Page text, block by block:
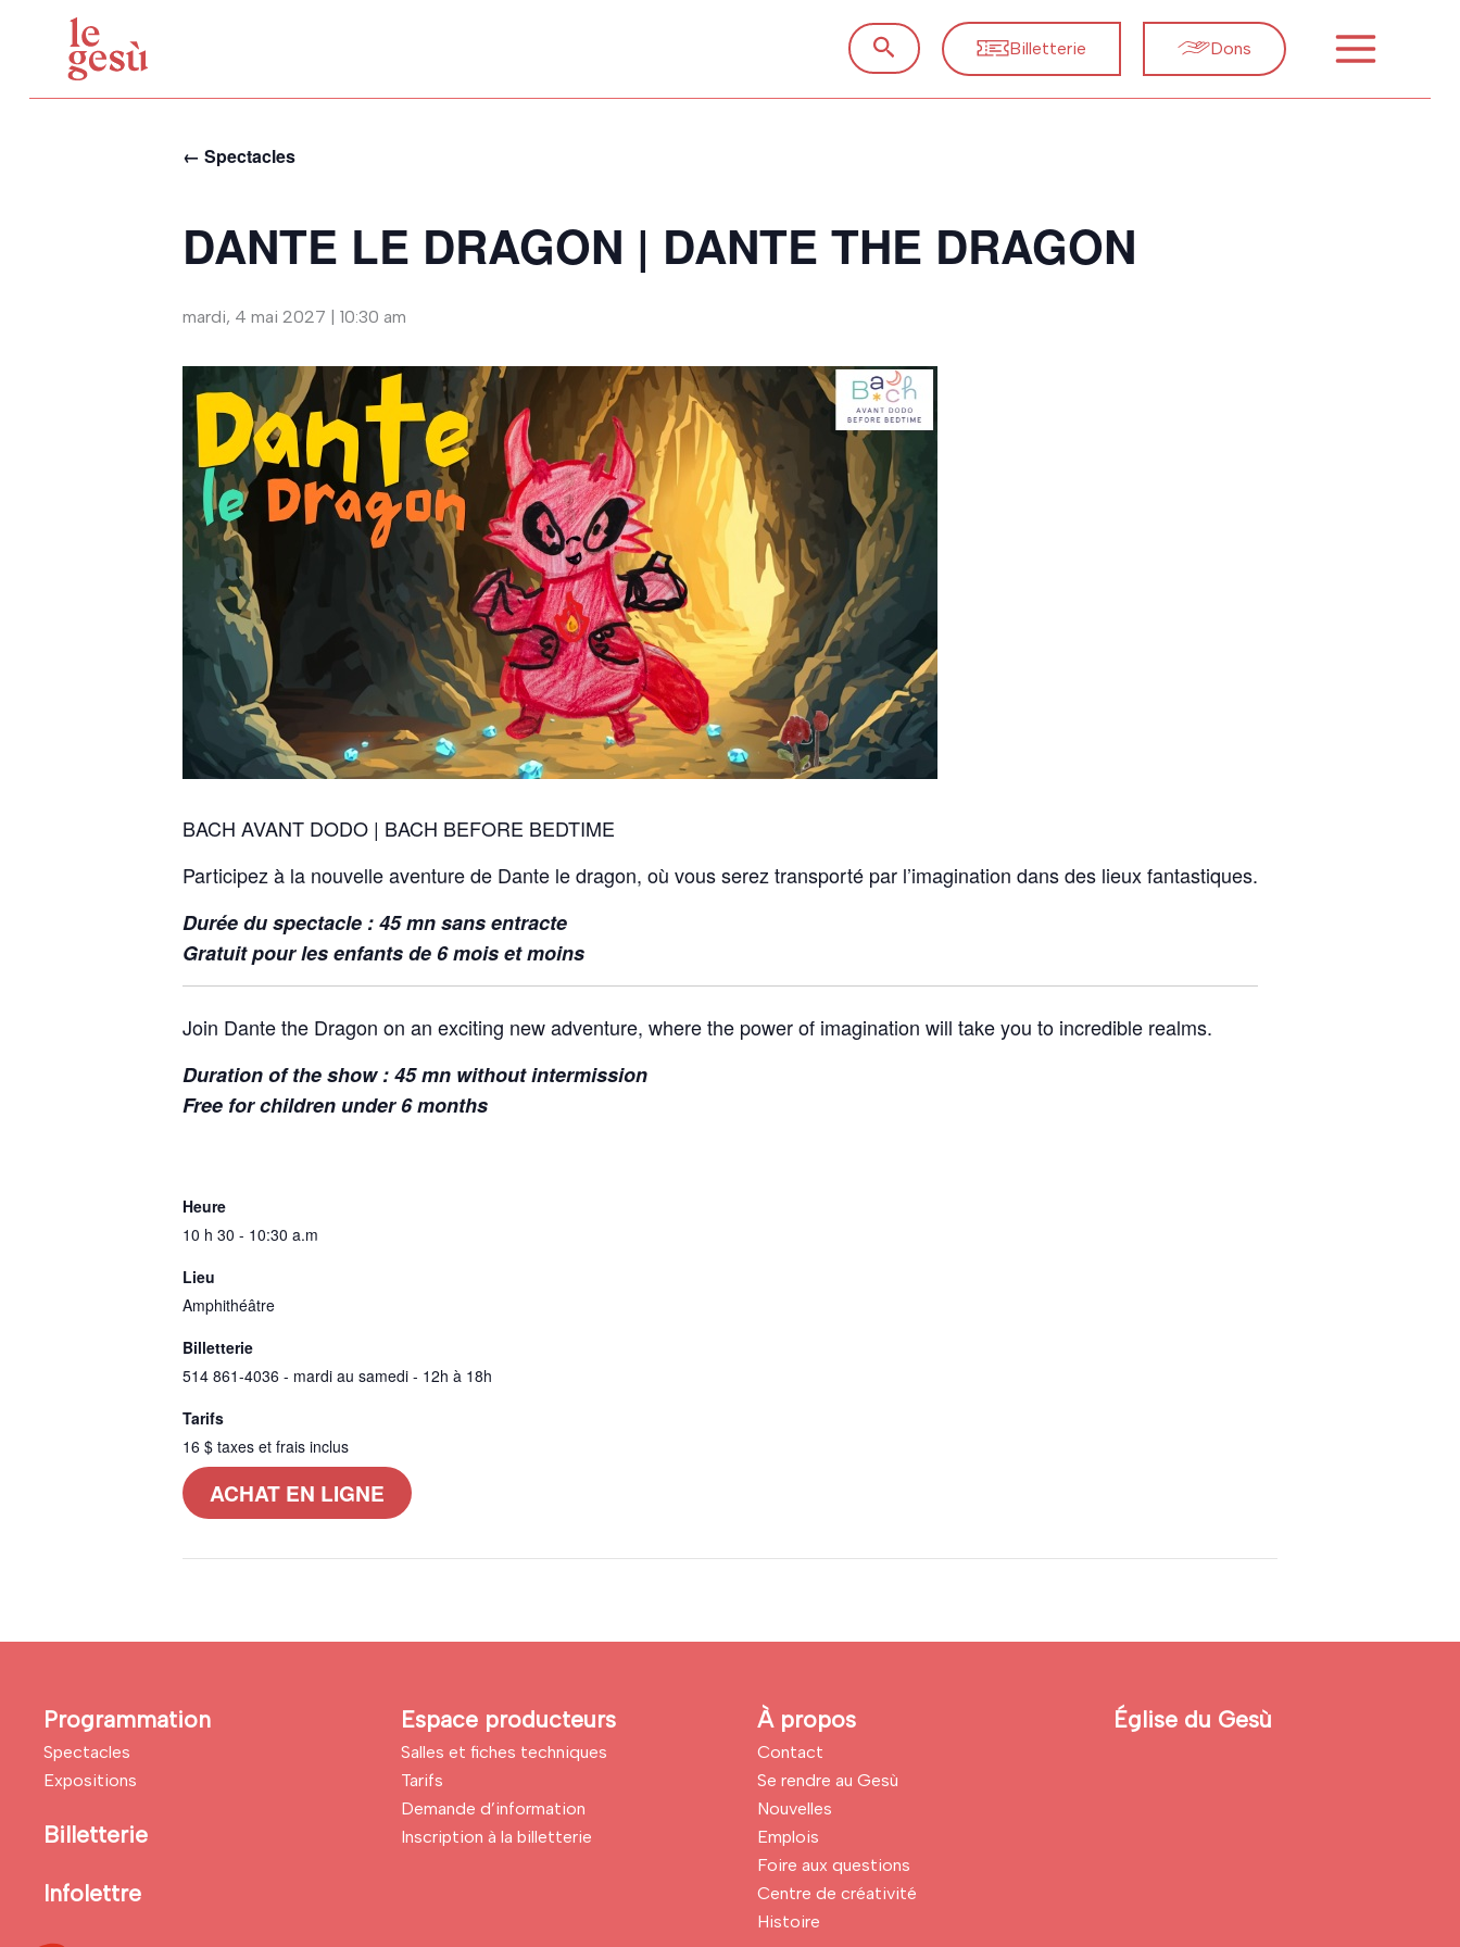
Billetterie Dons
← Spectacles
DANTE LE DRAGON | DANTE THE DRAGON
mardi, 4 mai 2027 | 10:30 am
BACH AVANT DODO | BACH BEFORE BEDTIME
Participez à la nouvelle aventure de Dante le dragon, où vous serez transporté par l’imagination dans des lieux fantastiques.
Durée du spectacle : 45 mn sans entracte
Gratuit pour les enfants de 6 mois et moins
Join Dante the Dragon on an exciting new adventure, where the power of imagination will take you to incredible realms.
Duration of the show : 45 mn without intermission
Free for children under 6 months
Heure
10 h 30 - 10:30 a.m
Lieu
Amphithéâtre
Billetterie
514 861-4036 - mardi au samedi - 12h à 18h
Tarifs
16 $ taxes et frais inclus
ACHAT EN LIGNE
Programmation
Spectacles
Expositions
Billetterie
Infolettre
Espace producteurs
Salles et fiches techniques
Tarifs
Demande d’information
Inscription à la billetterie
À propos
Contact
Se rendre au Gesù
Nouvelles
Emplois
Foire aux questions
Centre de créativité
Histoire
Église du Gesù